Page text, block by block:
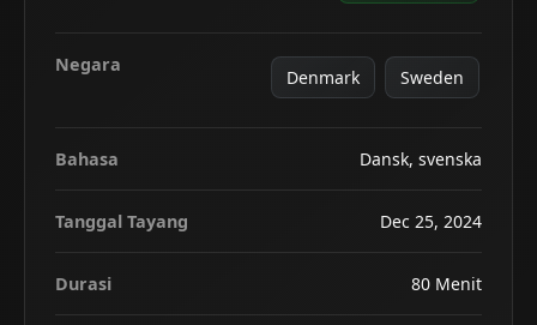
Negara
Denmark Sweden
Bahasa Dansk, svenska
Tanggal Tayang Dec 25, 2024
Durasi 80 Menit